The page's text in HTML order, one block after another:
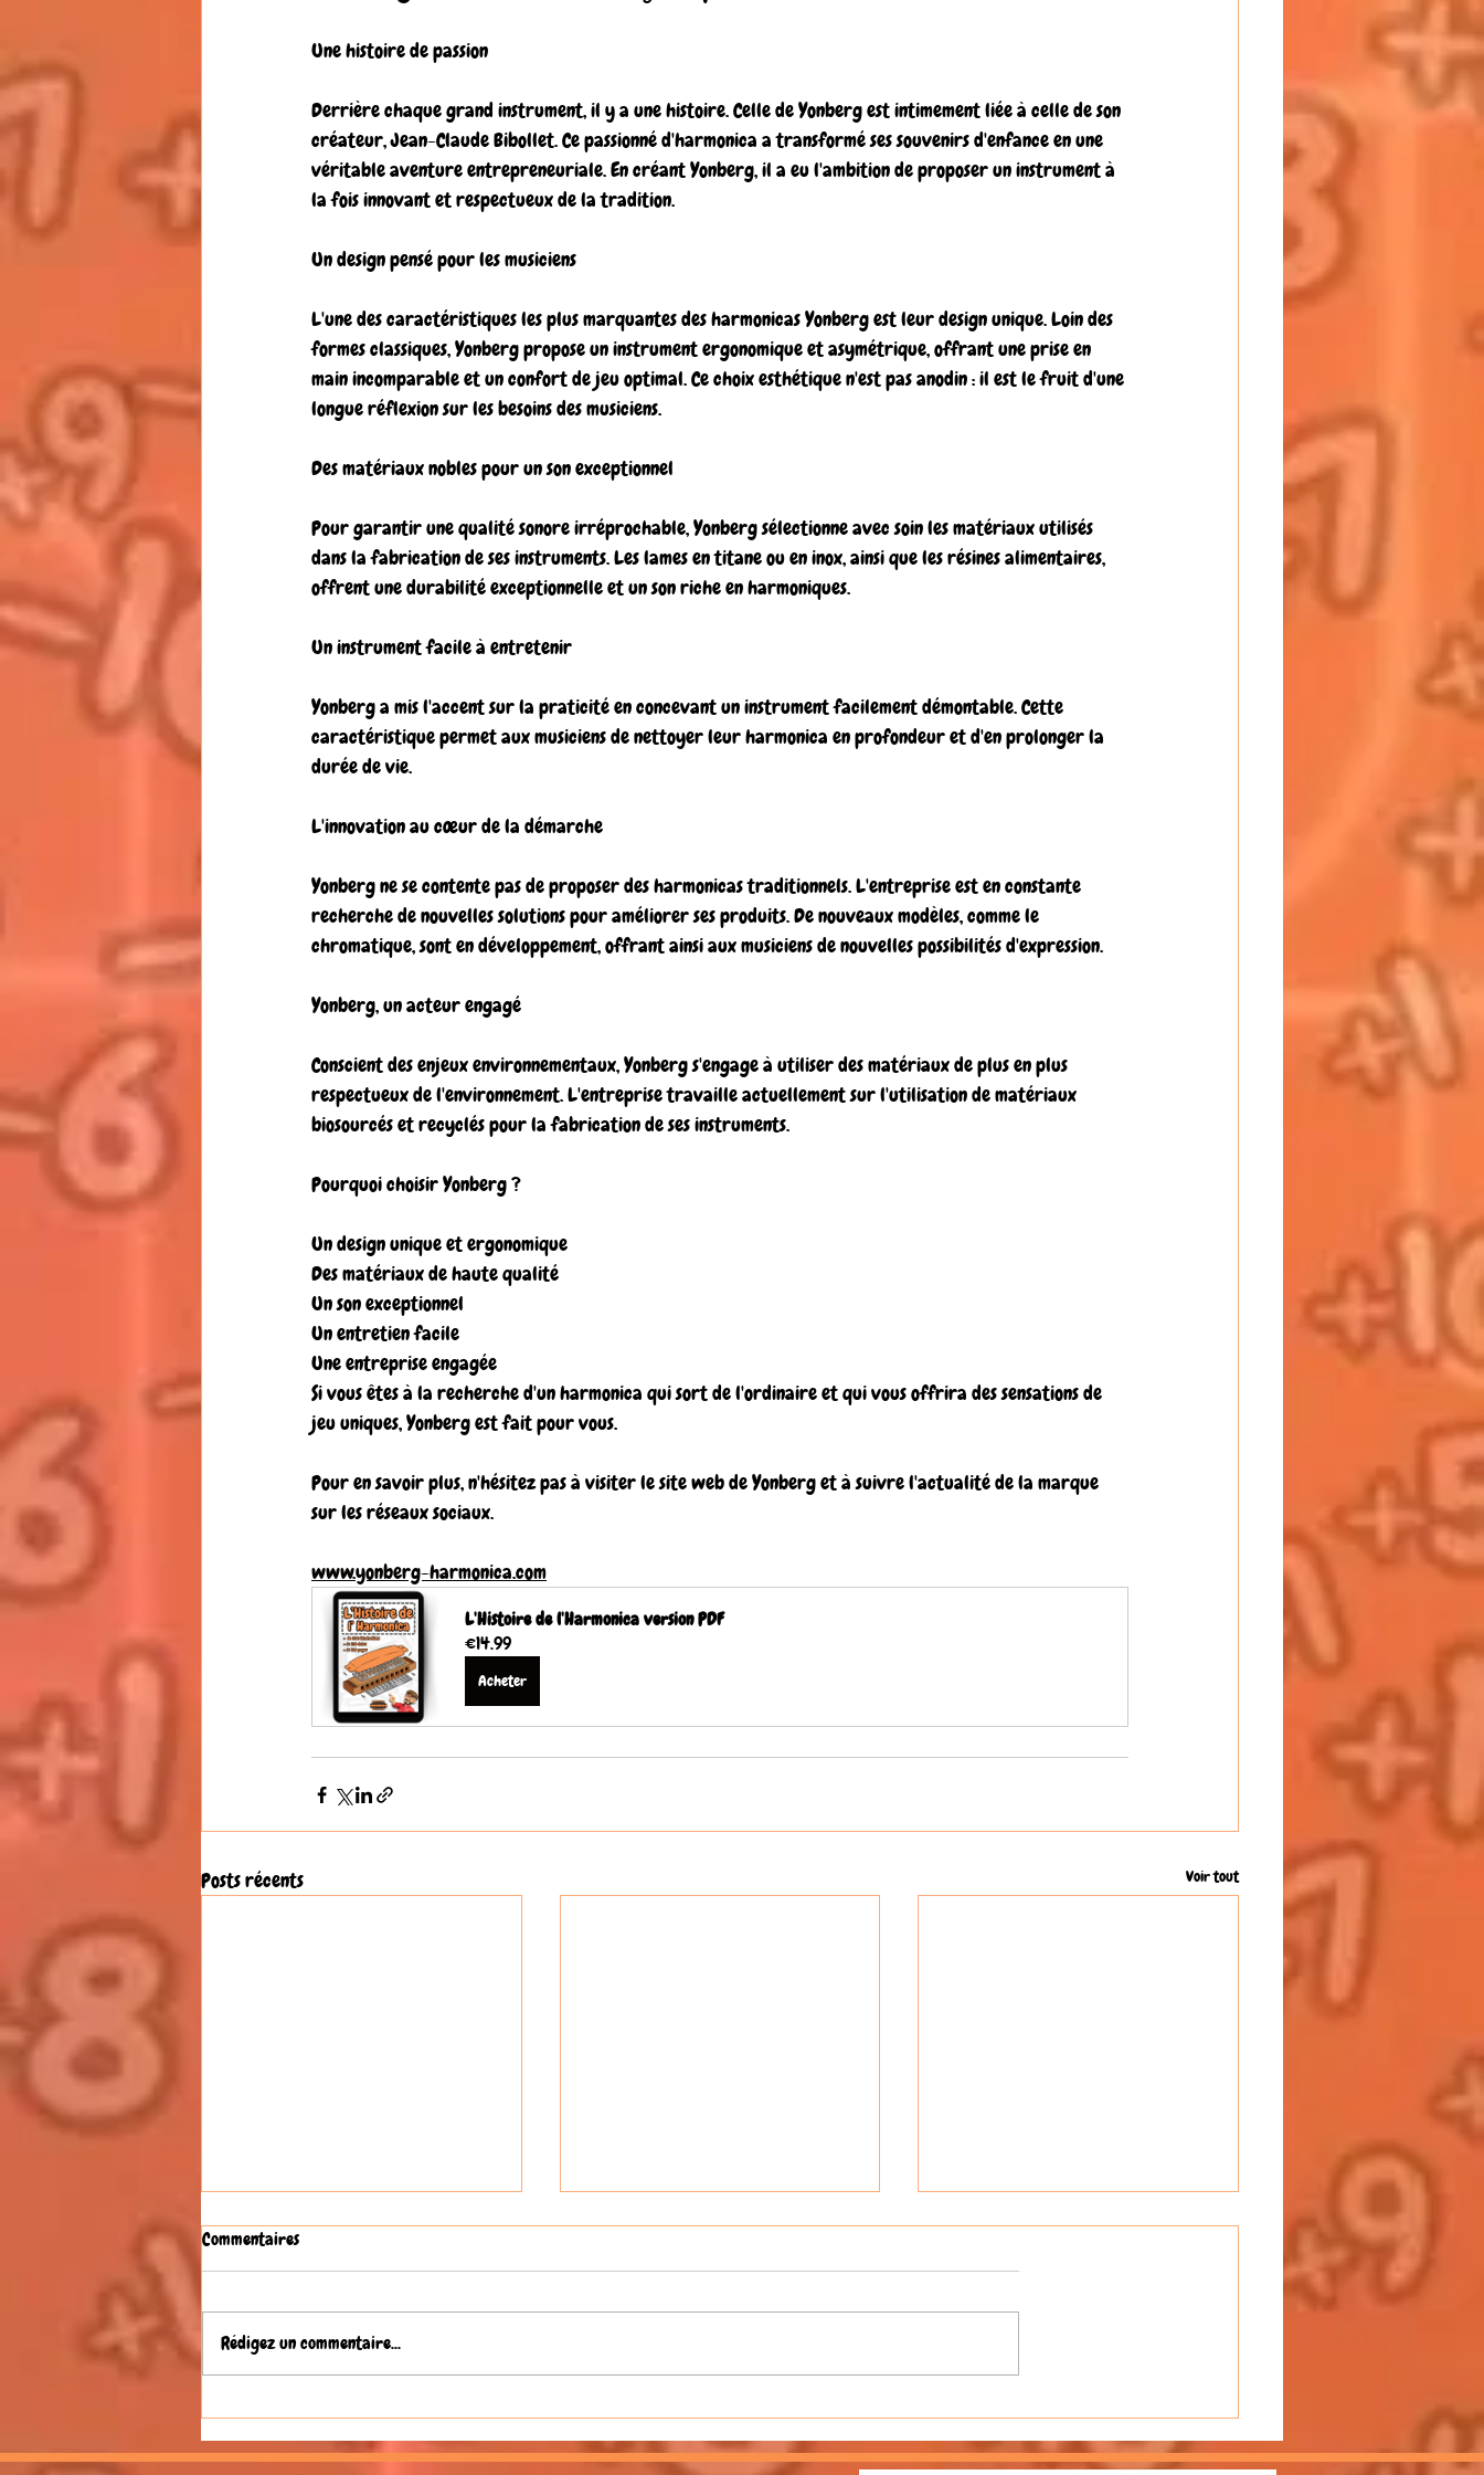
Une histoire de passion
Derrière chaque grand instrument, il y a une histoire. Celle de Yonberg est intimement liée à celle de son
créateur, Jean-Claude Bibollet. Ce passionné d'harmonica a transformé ses souvenirs d'enfance en une
véritable aventure entrepreneuriale. En créant Yonberg, il a eu l'ambition de proposer un instrument à
la fois innovant et respectueux de la tradition.
Un design pensé pour les musiciens
L'une des caractéristiques les plus marquantes des harmonicas Yonberg est leur design unique. Loin des
formes classiques, Yonberg propose un instrument ergonomique et asymétrique, offrant une prise en
main incomparable et un confort de jeu optimal. Ce choix esthétique n'est pas anodin : il est le fruit d'une
longue réflexion sur les besoins des musiciens.
Des matériaux nobles pour un son exceptionnel
Pour garantir une qualité sonore irréprochable, Yonberg sélectionne avec soin les matériaux utilisés
dans la fabrication de ses instruments. Les lames en titane ou en inox, ainsi que les résines alimentaires,
offrent une durabilité exceptionnelle et un son riche en harmoniques.
Un instrument facile à entretenir
Yonberg a mis l'accent sur la praticité en concevant un instrument facilement démontable. Cette
caractéristique permet aux musiciens de nettoyer leur harmonica en profondeur et d'en prolonger la
durée de vie.
L'innovation au cœur de la démarche
Yonberg ne se contente pas de proposer des harmonicas traditionnels. L'entreprise est en constante
recherche de nouvelles solutions pour améliorer ses produits. De nouveaux modèles, comme le
chromatique, sont en développement, offrant ainsi aux musiciens de nouvelles possibilités d'expression.
Yonberg, un acteur engagé
Conscient des enjeux environnementaux, Yonberg s'engage à utiliser des matériaux de plus en plus
respectueux de l'environnement. L'entreprise travaille actuellement sur l'utilisation de matériaux
biosourcés et recyclés pour la fabrication de ses instruments.
Pourquoi choisir Yonberg ?
Un design unique et ergonomique
Des matériaux de haute qualité
Un son exceptionnel
Un entretien facile
Une entreprise engagée
Si vous êtes à la recherche d'un harmonica qui sort de l'ordinaire et qui vous offrira des sensations de
jeu uniques, Yonberg est fait pour vous.
Pour en savoir plus, n'hésitez pas à visiter le site web de Yonberg et à suivre l'actualité de la marque
sur les réseaux sociaux.
www.yonberg-harmonica.com
L'Histoire de l'Harmonica version PDF
€14.99
Acheter
Posts récents Voir tout
France
Harmione
Coco et Titi, les amateurs
YouTubeurs de l'harmonica
Commentaires
Rédigez un commentaire...